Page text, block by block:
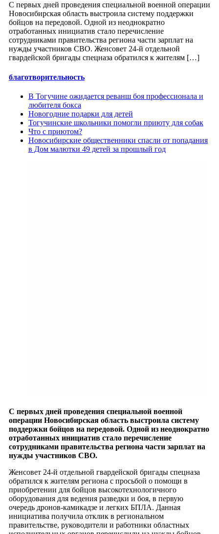
С первых дней проведения специальной военной операции
Новосибирская область выстроила систему поддержки
бойцов на передовой. Одной из неоднократно
отработанных инициатив стало перечисление
сотрудниками правительства региона части зарплат на
нужды участников СВО. Женсовет 24-й отдельной
гвардейской бригады спецназа обратился к жителям […]
благотворительность
В Тогучине ожидается реванш боя профессионала и
любителя бокса
Новогодние подарки для детей
Тогучинские школьники помогли приюту для собак
Что с приютом?
Новосибирские общественники спасли от попадания
в Дом малютки 49 детей за прошлый год
С первых дней проведения специальной военной
операции Новосибирская область выстроила систему
поддержки бойцов на передовой. Одной из неоднократно
отработанных инициатив стало перечисление
сотрудниками правительства региона части зарплат на
нужды участников СВО.
Женсовет 24-й отдельной гвардейской бригады спецназа
обратился к жителям региона с просьбой о помощи в
приобретении для бойцов высокотехнологичного
оборудования для ведения разведки и боя, в первую
очередь дронов-камикадзе и легких БПЛА. Данная
инициатива получила отклик в региональном
правительстве, руководители и работники областных